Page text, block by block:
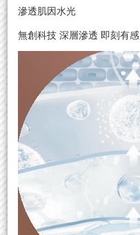
滲透肌因水光
無創科技 深層滲透 即刻有感